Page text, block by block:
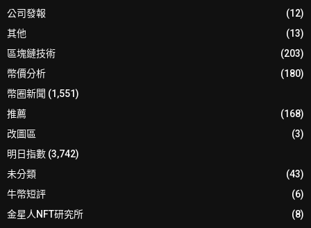
公司發報
(12)
其他
(13)
區塊鏈技術
(203)
幣價分析
(180)
幣圈新聞 (1,551)
推薦
(168)
改圖區
(3)
明日指數 (3,742)
未分類
(43)
牛幣短評
(6)
金星人NFT研究所
(8)